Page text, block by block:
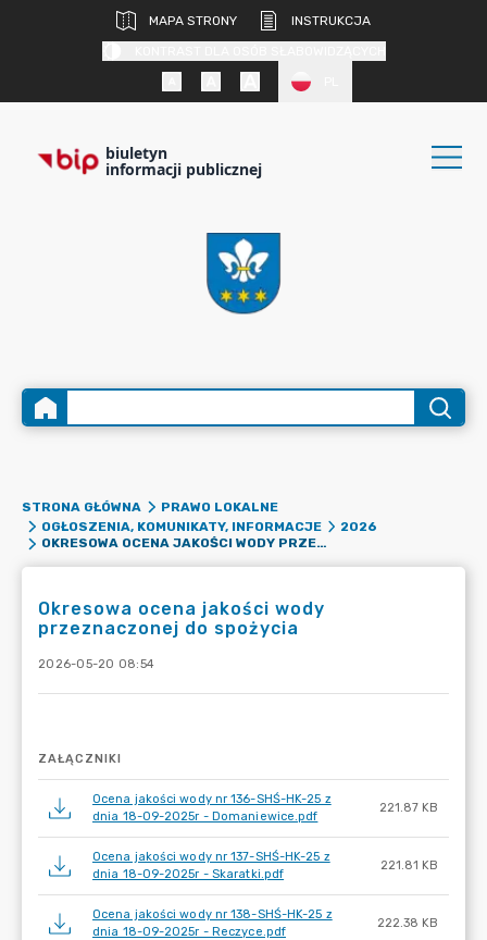
MAPA STRONY
INSTRUKCJA
biuletyn
informacji publicznej
STRONA GŁÓWNA
PRAWO LOKALNE
OGŁOSZENIA, KOMUNIKATY, INFORMACJE
2026
OKRESOWA OCENA JAKOŚCI WODY PRZEZNACZONEJ DO SPOŻYCIA
Okresowa ocena jakości wody
przeznaczonej do spożycia
2026-05-20 08:54
ZAŁĄCZNIKI
Ocena jakości wody nr 136-SHŚ-HK-25 z
dnia 18-09-2025r - Domaniewice.pdf
221.87 KB
Ocena jakości wody nr 137-SHŚ-HK-25 z
dnia 18-09-2025r - Skaratki.pdf
221.81 KB
Ocena jakości wody nr 138-SHŚ-HK-25 z
dnia 18-09-2025r - Reczyce.pdf
222.38 KB